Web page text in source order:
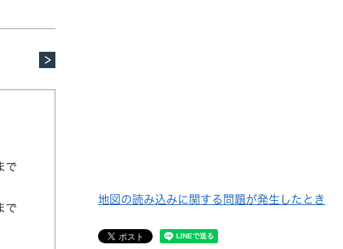
地図の読み込みに関する問題が発生したとき
で
で